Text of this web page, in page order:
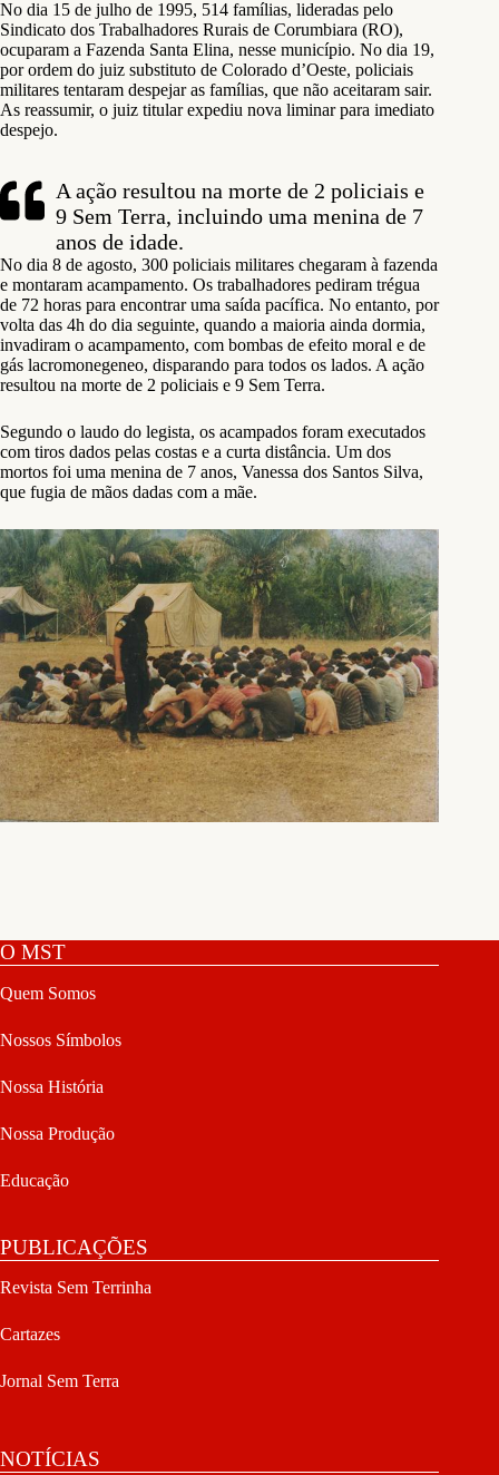
No dia 15 de julho de 1995, 514 famílias, lideradas pelo
Sindicato dos Trabalhadores Rurais de Corumbiara (RO),
ocuparam a Fazenda Santa Elina, nesse município. No dia 19,
por ordem do juiz substituto de Colorado d’Oeste, policiais
militares tentaram despejar as famílias, que não aceitaram sair.
As reassumir, o juiz titular expediu nova liminar para imediato
despejo.
A ação resultou na morte de 2 policiais e
9 Sem Terra, incluindo uma menina de 7
anos de idade.
No dia 8 de agosto, 300 policiais militares chegaram à fazenda
e montaram acampamento. Os trabalhadores pediram trégua
de 72 horas para encontrar uma saída pacífica. No entanto, por
volta das 4h do dia seguinte, quando a maioria ainda dormia,
invadiram o acampamento, com bombas de efeito moral e de
gás lacromonegeneo, disparando para todos os lados. A ação
resultou na morte de 2 policiais e 9 Sem Terra.
Segundo o laudo do legista, os acampados foram executados
com tiros dados pelas costas e a curta distância. Um dos
mortos foi uma menina de 7 anos, Vanessa dos Santos Silva,
que fugia de mãos dadas com a mãe.
O MST
Quem Somos
Nossos Símbolos
Nossa História
Nossa Produção
Educação
PUBLICAÇÕES
Revista Sem Terrinha
Cartazes
Jornal Sem Terra
NOTÍCIAS